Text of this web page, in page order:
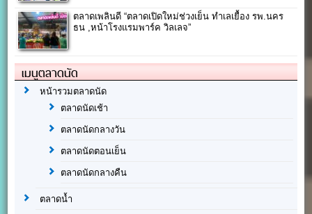
ตลาดเพลินดี “ตลาดเปิดใหม่ช่วงเย็น ทำเลเยื้อง รพ.นคร
ธน ,หน้าโรงแรมพาร์ค วิลเลจ”
เมนูตลาดนัด
หน้ารวมตลาดนัด
ตลาดนัดเช้า
ตลาดนัดกลางวัน
ตลาดนัดตอนเย็น
ตลาดนัดกลางคืน
ตลาดน้ำ